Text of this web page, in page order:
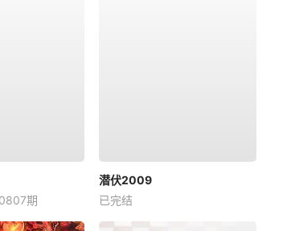
期
潜伏2009
已完结